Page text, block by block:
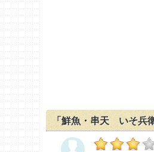
「鮮魚・串天 いそ兵